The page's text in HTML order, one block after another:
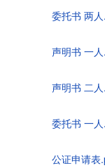
委托书 两
声明书 一
声明书 二
委托书 一
公证申请表